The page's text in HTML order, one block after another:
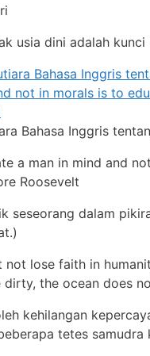
usia dini adalah
Bahasa Inggris
a man in mind and
Roosevelt
seseorang dalam
not lose faith in
dirty, the ocean does
kehilangan
tetes